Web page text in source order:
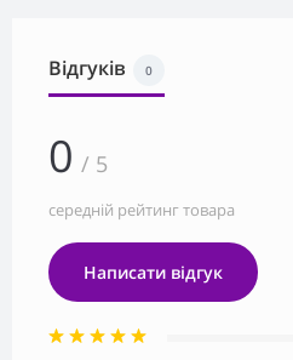
Відгуків 0
0 / 5
середній рейтинг товара
Написати відгук